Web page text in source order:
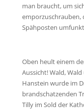
man braucht, um
emporzuschrauben,
Spähposten
Oben heult einem
Aussicht! Wald,
Hanstein wurde im
brandschatzenden
Tilly im Sold der